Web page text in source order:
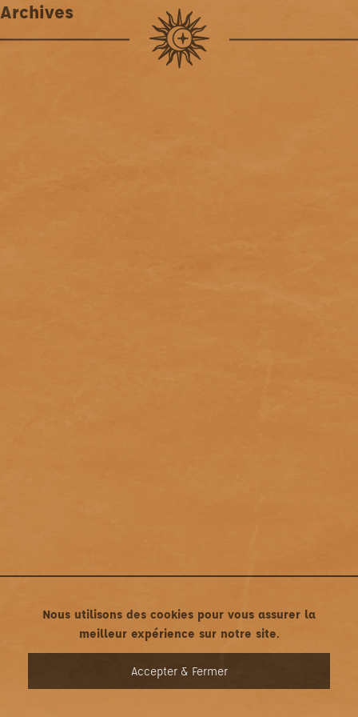
Archives
Mentions légales•Politique de confidentialité
Nous utilisons des cookies pour vous assurer la
meilleur expérience sur notre site.
Accepter & Fermer